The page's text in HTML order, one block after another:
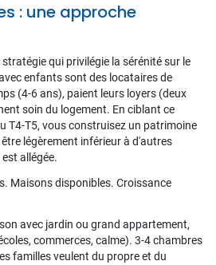
: une approche
qui privilégie la sérénité sur le
enfants sont des locataires de
(4-6 ans), paient leurs loyers (deux
soin du logement. En ciblant ce
T4-T5, vous construisez un patrimoine
légèrement inférieur à d'autres
allégée.
Maisons disponibles. Croissance
avec jardin ou grand appartement,
commerces, calme). 3-4 chambres
familles veulent du propre et du